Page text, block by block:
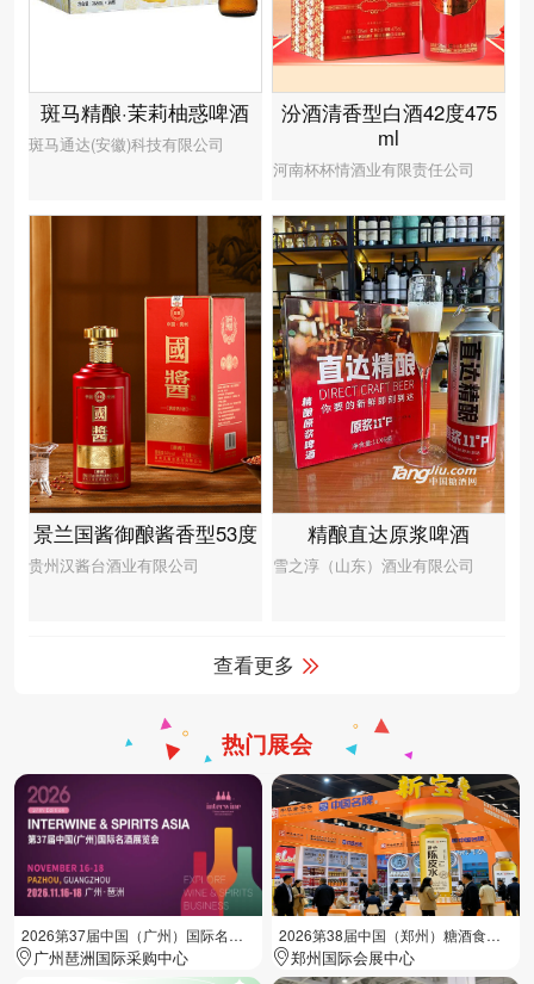
斑马精酿·茉莉柚惑啤酒
斑马通达(安徽)科技有限公司
汾酒清香型白酒42度475
ml
河南杯杯情酒业有限责任公司
景兰国酱御酿酱香型53度
贵州汉酱台酒业有限公司
精酿直达原浆啤酒
雪之淳（山东）酒业有限公司
查看更多
热门展会
2026第37届中国（广州）国际名酒展览会
广州琶洲国际采购中心
2026第38届中国（郑州）糖酒食品交易会
郑州国际会展中心